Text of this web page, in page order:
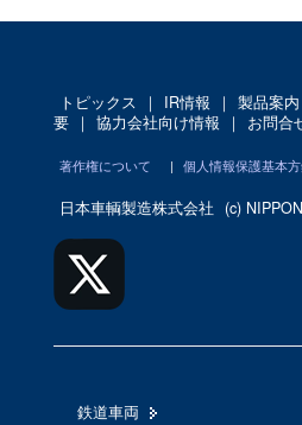
トピックス ｜ IR情報 ｜ 製品案内
要
｜ 協力会社向け情報 ｜ お問合
著作権について | 個人情報保護基本
日本車輌製造株式会社 (c)
鉄道車両